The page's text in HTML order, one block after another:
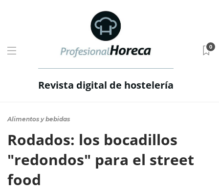
Revista digital de hostelería
0
Alimentos y bebidas
Rodados: los bocadillos
"redondos" para el street
food